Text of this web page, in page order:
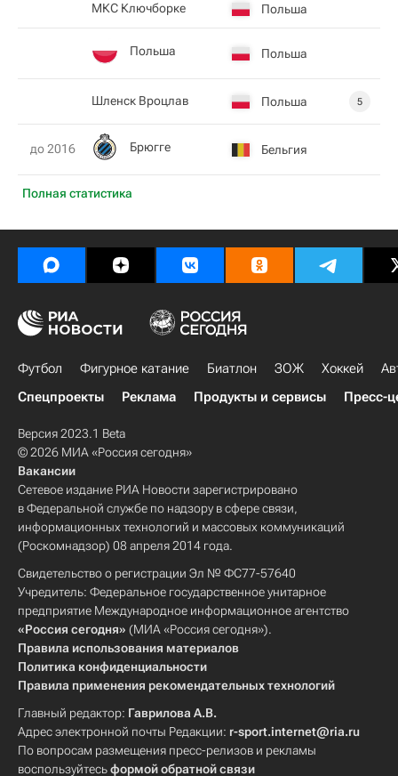
Полная статистика
МКС Ключборке Польша
Польша Польша
Шленск Вроцлав Польша 5
до 2016 Брюгге Бельгия
Футбол Фигурное катание Биатлон ЗОЖ Хоккей
Спецпроекты
Реклама Продукты и сервисы Пресс-
Версия 2023.1 Beta
© 2026 МИА «Россия сегодня»
Вакансии
Сетевое издание РИА Новости зарегистрировано
в Федеральной службе по надзору в сфере связи,
информационных технологий и массовых коммуникаций
(Роскомнадзор) 08 апреля 2014 года.
Свидетельство о регистрации Эл № ФС77-57640
Учредитель: Федеральное государственное унитарное
предприятие Международное информационное агентство
«Россия сегодня» (МИА «Россия сегодня»).
Правила использования материалов
Политика конфиденциальности
Правила применения рекомендательных технологий
Главный редактор: Гаврилова А.В.
Адрес электронной почты Редакции: r-sport.internet@ria.ru
По вопросам размещения пресс-релизов и рекламы
воспользуйтесьформой обратной связи